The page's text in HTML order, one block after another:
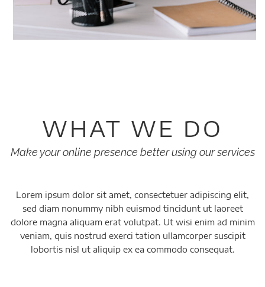
WHAT WE DO
Make your online presence better using our services
Lorem ipsum dolor sit amet, consectetuer adipiscing elit,
sed diam nonummy nibh euismod tincidunt ut laoreet
dolore magna aliquam erat volutpat. Ut wisi enim ad minim
veniam, quis nostrud exerci tation ullamcorper suscipit
lobortis nisl ut aliquip ex ea commodo consequat.